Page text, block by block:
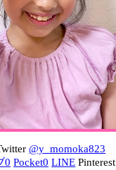
@y_momoka823
0 Pocket0 LINE Pinterest